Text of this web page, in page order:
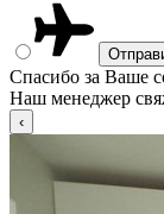
Спасибо за Ваше
Наш менеджер